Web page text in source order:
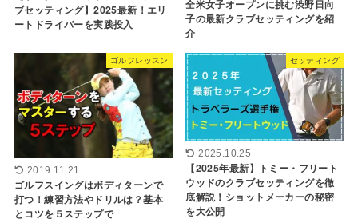
ブセッティング】2025最新！エリ
ートドライバーを実践投入
全米女子オープンに挑む渋野日向
子の最新クラブセッティングを紹
介
ゴルフレッスン
2019.11.21
ゴルフスイングはボディターンで
打つ！練習方法やドリルは？基本
とコツを５ステップで
セッティング
2025.10.25
【2025年最新】トミー・フリート
ウッドのクラブセッティングを徹
底解説！ショットメーカーの秘密
を大公開